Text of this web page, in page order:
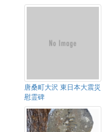
唐桑町大沢 東日本大震災
慰霊碑